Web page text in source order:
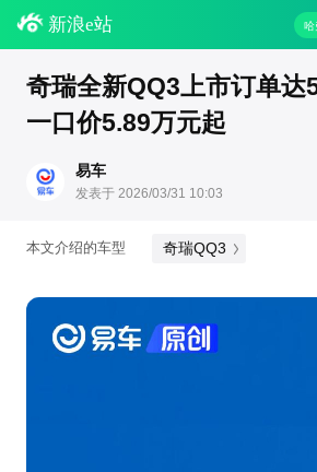
新浪e站 哈
奇瑞全新QQ3上市订单达
一口价5.89万元起
易车
发表于 2026/03/31 10:03
本文介绍的车型 奇瑞QQ3